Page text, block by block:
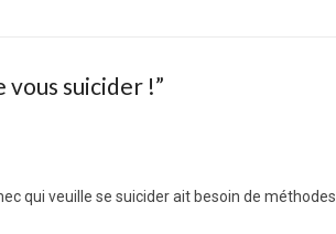
vous suicider !”
qui veuille se suicider ait besoin de méthodes